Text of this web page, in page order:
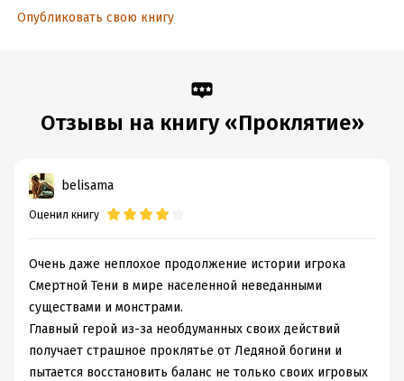
Год издания:
Опубликовать свою книгу
Отзывы на книгу «Проклятие»
belisama
Оценил книгу
Очень даже неплохое продолжение истории игрока
Смертной Тени в мире населенной неведанными
существами и монстрами.
Главный герой из-за необдуманных своих действий
получает страшное проклятье от Ледяной богини и
пытается восстановить баланс не только своих игровых